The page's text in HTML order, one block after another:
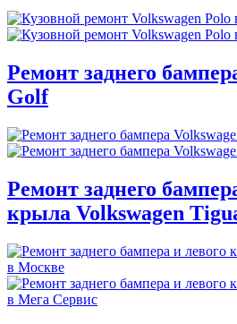
Ремонт заднего
Golf
Ремонт заднего
крыла Volkswagen